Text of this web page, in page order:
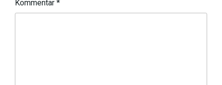
Kommentar *